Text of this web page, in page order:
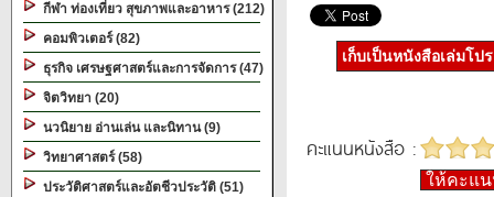
กีฬา ท่องเที่ยว สุขภาพและอาหาร (212)
คอมพิวเตอร์ (82)
ธุรกิจ เศรษฐศาสตร์และการจัดการ (47)
จิตวิทยา (20)
นวนิยาย อ่านเล่น และนิทาน (9)
วิทยาศาสตร์ (58)
ประวัติศาสตร์และอัตชีวประวัติ (51)
เก็บเป็นหนังสือเล่มโป
คะแนนหนังสือ :
ให้คะแ